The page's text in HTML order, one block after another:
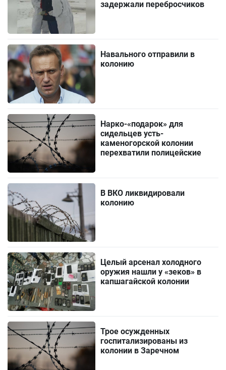
задержали перебросчиков
Навального отправили в
колонию
Нарко-«подарок» для
сидельцев усть-
каменогорской колонии
перехватили полицейские
В ВКО ликвидировали
колонию
Целый арсенал холодного
оружия нашли у «зеков» в
капшагайской колонии
Трое осужденных
госпитализированы из
колонии в Заречном